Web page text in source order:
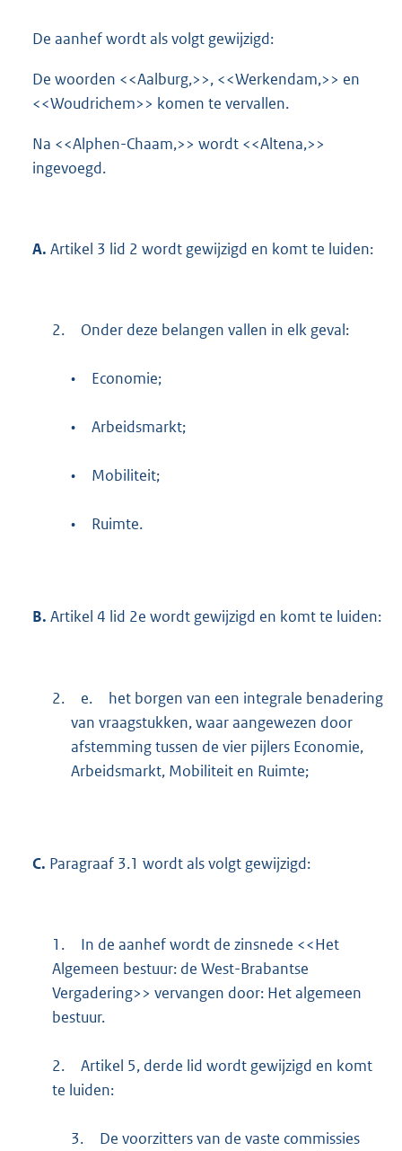
De aanhef wordt als volgt gewijzigd:
De woorden <<Aalburg,>>, <<Werkendam,>> en
<<Woudrichem>> komen te vervallen.
Na <<Alphen-Chaam,>> wordt <<Altena,>>
ingevoegd.
A. Artikel 3 lid 2 wordt gewijzigd en komt te luiden:
2. Onder deze belangen vallen in elk geval:
• Economie;
• Arbeidsmarkt;
• Mobiliteit;
• Ruimte.
B. Artikel 4 lid 2e wordt gewijzigd en komt te luiden:
2. e.
het borgen van een integrale benadering
van vraagstukken, waar aangewezen door
afstemming tussen de vier pijlers Economie,
Arbeidsmarkt, Mobiliteit en Ruimte;
C. Paragraaf 3.1 wordt als volgt gewijzigd:
1.
In de aanhef wordt de zinsnede <<Het
Algemeen bestuur: de West-Brabantse
Vergadering>> vervangen door: Het algemeen
bestuur.
2.
Artikel 5, derde lid wordt gewijzigd en komt
te luiden:
3.
De voorzitters van de vaste commissies